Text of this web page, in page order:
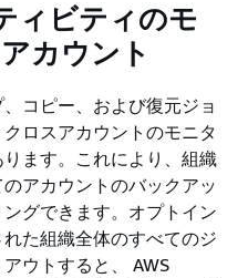
ィビティのモ
カウント
コピー、および復元ジョ
ロスアカウントのモニタ
ます。これにより、組織
アカウントのバックアッ
グできます。オプトイン
た組織全体のすべてのジ
ウトすると、 AWS